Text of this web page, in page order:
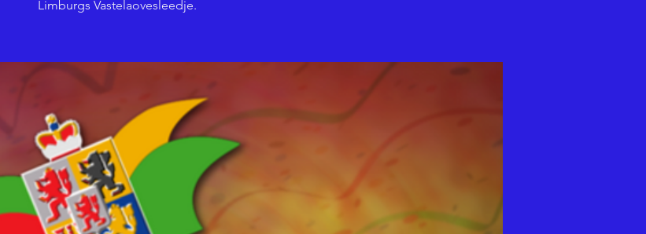
Limburgs Vastelaovesleedje.